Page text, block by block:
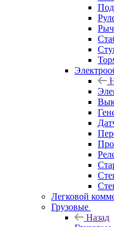
Легковой
Грузовые
Назад